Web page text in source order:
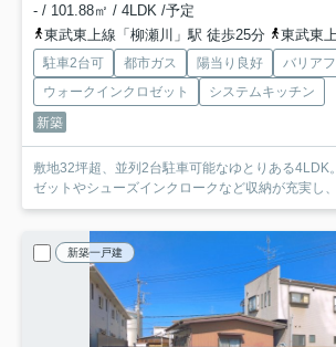
- / 101.88㎡ / 4LDK /予定
東武東上線「柳瀬川」駅 徒歩25分
東武東上線「志木」
駐車2台可 都市ガス 陽当り良好
バリア
ウォークインクロゼット
システムキッチン
新築
敷地32坪超、並列2台駐車可能なゆとりある4LDK
ゼットやシューズインクロークなど収納が充実し
新築一戸建